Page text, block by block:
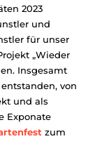
2023
und
für unser
„Wieder
Insgesamt
von
und als
Exponate
zum